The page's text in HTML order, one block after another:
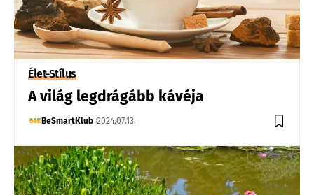
Élet-Stílus
A világ legdrágább kávéja
BeSmartKlub 2024.07.13.